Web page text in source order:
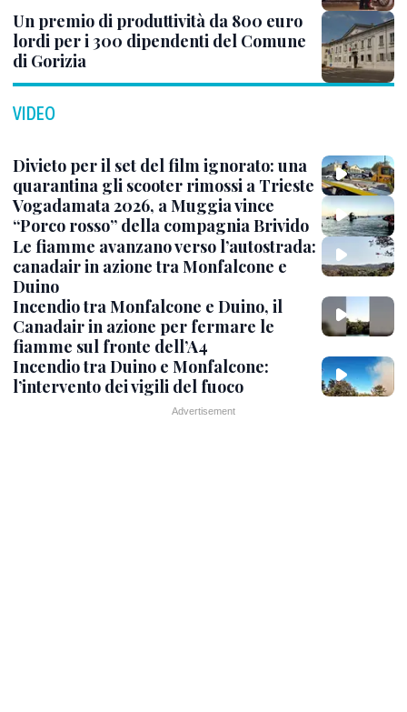
Un premio di produttività da 800 euro
lordi per i 300 dipendenti del Comune
di Gorizia
VIDEO
Divieto per il set del film ignorato: una
quarantina gli scooter rimossi a Trieste
Vogadamata 2026, a Muggia vince
“Porco rosso” della compagnia Brivido
Le fiamme avanzano verso l’autostrada:
canadair in azione tra Monfalcone e
Duino
Incendio tra Monfalcone e Duino, il
Canadair in azione per fermare le
fiamme sul fronte dell’A4
Incendio tra Duino e Monfalcone:
l’intervento dei vigili del fuoco